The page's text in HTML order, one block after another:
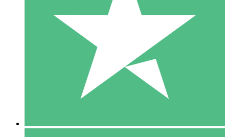
Pague conforme o uso com créditos de download. Sem
1000